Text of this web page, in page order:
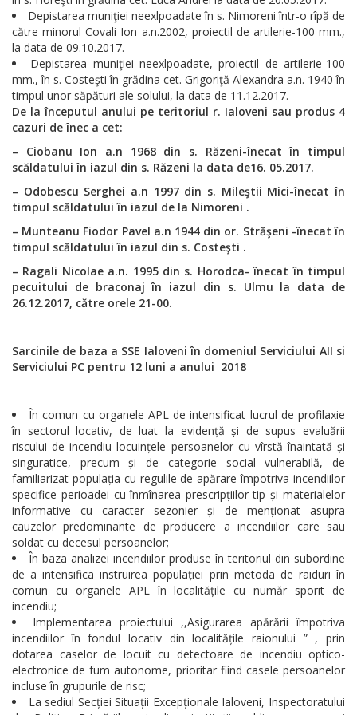
Depistarea muniţiei neexlpoadate în s. Nimoreni într-o rîpă de
către minorul Covali Ion a.n.2002, proiectil de artilerie-100 mm.,
la data de 09.10.2017.
Depistarea muniţiei neexlpoadate, proiectil de artilerie-100
mm., în s. Costeşti în grădina cet. Grigoriţă Alexandra a.n. 1940 în
timpul unor săpături ale solului, la data de 11.12.2017.
De la începutul anului pe teritoriul r. Ialoveni sau produs 4
cazuri de înec a cet:
– Ciobanu Ion a.n 1968 din s. Răzeni-înecat în timpul
scăldatului în iazul din s. Răzeni la data de16. 05.2017.
– Odobescu Serghei a.n 1997 din s. Mileştii Mici-înecat în
timpul scăldatului în iazul de la Nimoreni .
– Munteanu Fiodor Pavel a.n 1944 din or. Străşeni -înecat în
timpul scăldatului în iazul din s. Costeşti .
– Ragali Nicolae a.n. 1995 din s. Horodca- înecat în timpul
pecuitului de braconaj în iazul din s. Ulmu la data de
26.12.2017, către orele 21-00.
Sarcinile de baza a SSE Ialoveni în domeniul Serviciului AII si
Serviciului PC pentru 12 luni a anului 2018
În comun cu organele APL de intensificat lucrul de profilaxie
în sectorul locativ, de luat la evidență și de supus evaluării
riscului de incendiu locuințele persoanelor cu vîrstă înaintată și
singuratice, precum și de categorie social vulnerabilă, de
familiarizat populația cu regulile de apărare împotriva incendiilor
specifice perioadei cu înmînarea prescripțiilor-tip și materialelor
informative cu caracter sezonier și de menționat asupra
cauzelor predominante de producere a incendiilor care sau
soldat cu decesul persoanelor;
În baza analizei incendiilor produse în teritoriul din subordine
de a intensifica instruirea populației prin metoda de raiduri în
comun cu organele APL în localitățile cu număr sporit de
incendiu;
Implementarea proiectului ,,Asigurarea apărării împotriva
incendiilor în fondul locativ din localitățile raionului ” , prin
dotarea caselor de locuit cu detectoare de incendiu optico-
electronice de fum autonome, prioritar fiind casele persoanelor
incluse în grupurile de risc;
La sediul Secției Situații Excepționale Ialoveni, Inspectoratului